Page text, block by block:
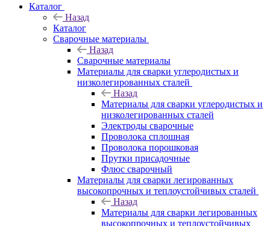
Каталог
Назад
Каталог
Сварочные материалы
Назад
Сварочные материалы
Материалы для сварки углеродистых и
низколегированных сталей
Назад
Материалы для сварки углеродистых и
низколегированных сталей
Электроды сварочные
Проволока сплошная
Проволока порошковая
Прутки присадочные
Флюс сварочный
Материалы для сварки легированных
высокопрочных и теплоустойчивых сталей
Назад
Материалы для сварки легированных
высокопрочных и теплоустойчивых